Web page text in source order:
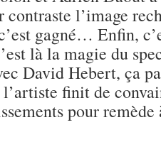
l’image
gagné… Enfin,
là la magie du
David Hebert, ça
finit de
pour